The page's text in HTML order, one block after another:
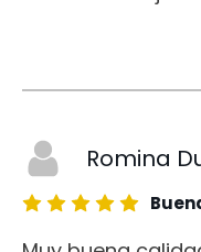
Romina